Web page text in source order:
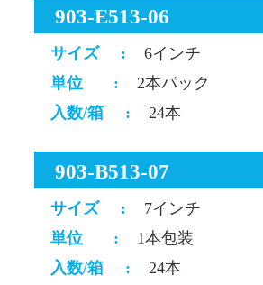
903-E513-06
サイズ :
6インチ
単位
:
2本パック
入数/箱
: 24本
903-B513-07
サイズ :
7インチ
単位
:
1本包装
入数/箱
: 24本